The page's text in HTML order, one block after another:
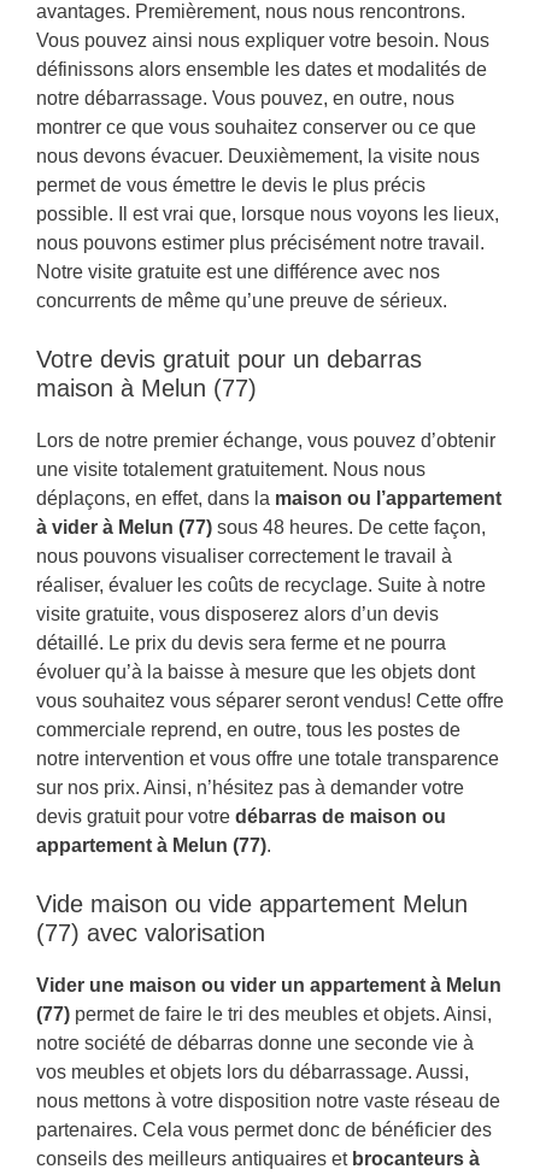
avantages. Premièrement, nous nous rencontrons.
Vous pouvez ainsi nous expliquer votre besoin. Nous
définissons alors ensemble les dates et modalités de
notre débarrassage. Vous pouvez, en outre, nous
montrer ce que vous souhaitez conserver ou ce que
nous devons évacuer. Deuxièmement, la visite nous
permet de vous émettre le devis le plus précis
possible. Il est vrai que, lorsque nous voyons les lieux,
nous pouvons estimer plus précisément notre travail.
Notre visite gratuite est une différence avec nos
concurrents de même qu’une preuve de sérieux.
Votre devis gratuit pour un debarras
maison à Melun (77)
Lors de notre premier échange, vous pouvez d’obtenir
une visite totalement gratuitement. Nous nous
déplaçons, en effet, dans la maison ou l’appartement
à vider à Melun (77) sous 48 heures. De cette façon,
nous pouvons visualiser correctement le travail à
réaliser, évaluer les coûts de recyclage. Suite à notre
visite gratuite, vous disposerez alors d’un devis
détaillé. Le prix du devis sera ferme et ne pourra
évoluer qu’à la baisse à mesure que les objets dont
vous souhaitez vous séparer seront vendus! Cette offre
commerciale reprend, en outre, tous les postes de
notre intervention et vous offre une totale transparence
sur nos prix. Ainsi, n’hésitez pas à demander votre
devis gratuit pour votre débarras de maison ou
appartement à Melun (77).
Vide maison ou vide appartement Melun
(77) avec valorisation
Vider une maison ou vider un appartement à Melun
(77) permet de faire le tri des meubles et objets. Ainsi,
notre société de débarras donne une seconde vie à
vos meubles et objets lors du débarrassage. Aussi,
nous mettons à votre disposition notre vaste réseau de
partenaires. Cela vous permet donc de bénéficier des
conseils des meilleurs antiquaires et brocanteurs à